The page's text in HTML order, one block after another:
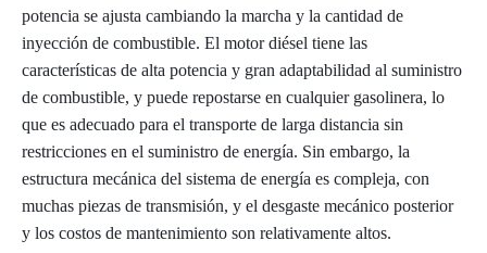
potencia se ajusta cambiando la marcha y la cantidad de
inyección de combustible. El motor diésel tiene las
características de alta potencia y gran adaptabilidad al suministro
de combustible, y puede repostarse en cualquier gasolinera, lo
que es adecuado para el transporte de larga distancia sin
restricciones en el suministro de energía. Sin embargo, la
estructura mecánica del sistema de energía es compleja, con
muchas piezas de transmisión, y el desgaste mecánico posterior
y los costos de mantenimiento son relativamente altos.